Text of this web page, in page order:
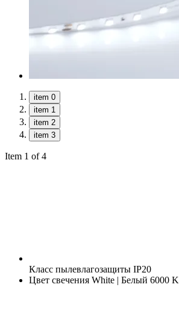
item 0
item 1
item 2
item 3
Item 1 of 4
Класс пылевлагозащиты IP20
Цвет свечения White | Белый 6000 K